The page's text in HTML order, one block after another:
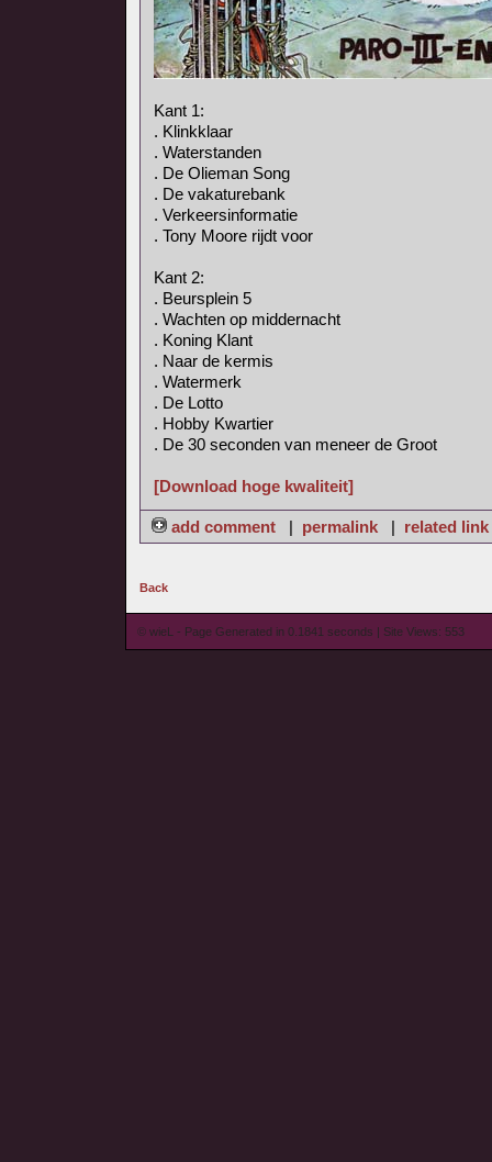
Kant 1:
. Klinkklaar
. Waterstanden
. De Olieman Song
. De vakaturebank
. Verkeersinformatie
. Tony Moore rijdt voor
Kant 2:
. Beursplein 5
. Wachten op middernacht
. Koning Klant
. Naar de kermis
. Watermerk
. De Lotto
. Hobby Kwartier
. De 30 seconden van meneer de Groot
[Download hoge kwaliteit]
add comment | permalink | related link
Back
© wieL - Page Generated in 0.1841 seconds | Site Views: 553